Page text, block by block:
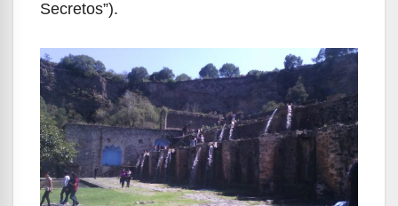
Secretos”).